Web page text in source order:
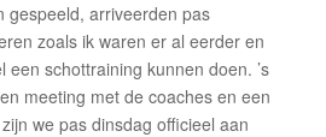
gespeeld, arriveerden pas
zoals ik waren er al eerder en
een schottraining kunnen doen. ’s
meeting met de coaches en een
we pas dinsdag officieel aan